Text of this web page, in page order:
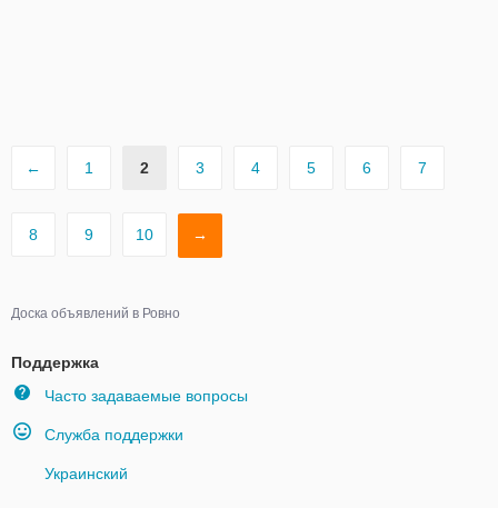
← 1 2 3 4 5 6 7
8 9 10 →
Доска объявлений в Ровно
Поддержка
Часто задаваемые вопросы
Служба поддержки
Украинский